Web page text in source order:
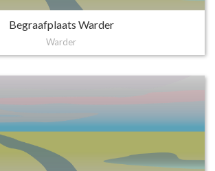
Begraafplaats Warder
Warder